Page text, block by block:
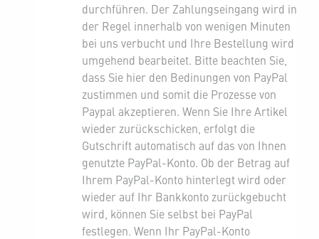
durchführen. Der Zahlungseingang wird in
der Regel innerhalb von wenigen Minuten
bei uns verbucht und Ihre Bestellung wird
umgehend bearbeitet. Bitte beachten Sie,
dass Sie hier den Bedinungen von PayPal
zustimmen und somit die Prozesse von
Paypal akzeptieren. Wenn Sie Ihre Artikel
wieder zurückschicken, erfolgt die
Gutschrift automatisch auf das von Ihnen
genutzte PayPal-Konto. Ob der Betrag auf
Ihrem PayPal-Konto hinterlegt wird oder
wieder auf Ihr Bankkonto zurückgebucht
wird, können Sie selbst bei PayPal
festlegen. Wenn Ihr PayPal-Konto